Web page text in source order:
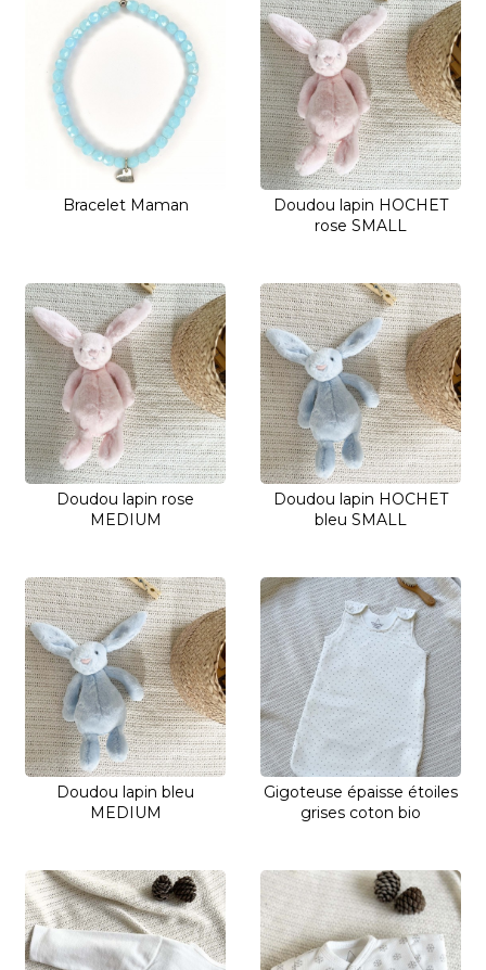
Bracelet Maman
Doudou lapin HOCHET
rose SMALL
Doudou lapin rose
MEDIUM
Doudou lapin HOCHET
bleu SMALL
Doudou lapin bleu
MEDIUM
Gigoteuse épaisse étoiles
grises coton bio